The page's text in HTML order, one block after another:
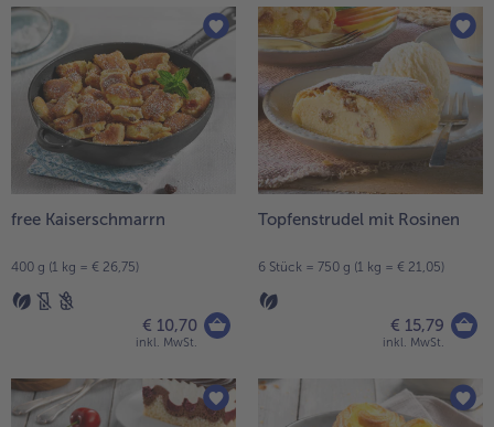
free Kaiserschmarrn
400 g (1 kg = € 26,75)
€ 10,70
inkl. MwSt.
Topfenstrudel mit Rosinen
6 Stück = 750 g (1 kg = € 21,05)
€ 15,79
inkl. MwSt.